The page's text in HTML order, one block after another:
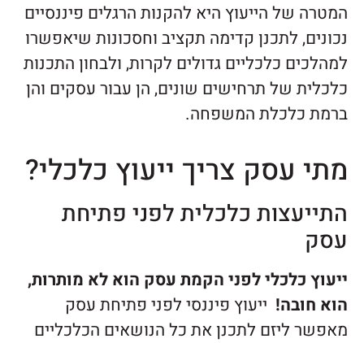
המטרה של הייעוץ היא להקנות הרגלים פיננסיים
נכונים, לתכנן קדימה תקציב וחסכונות שיאפשרו
למהלכים כלכליים גדולים לקרות, ולבחון התכנות
כלכלית של תרחישים שונים, הן עבור עסקים והן
ברמת כלכלת המשפחה.
מתי עסק צריך ייעוץ כלכלי?
התייעצות כלכלית לפני פתיחת
עסק
ייעוץ כלכלי לפני הקמת עסק הוא לא מותרות,
הוא חובה! ייעוץ פיננסי לפני פתיחת עסק
מאפשר ליזם לתכנן את כל הנושאים הכלכליים